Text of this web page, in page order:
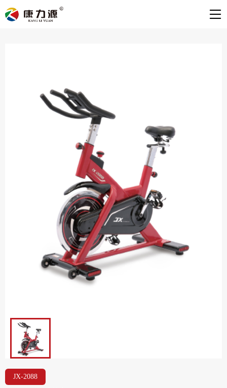
JX-2088